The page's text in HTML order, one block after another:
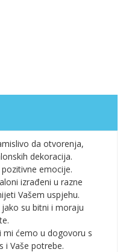
da otvorenja,
dekoracija.
emocije.
izrađeni u razne
Vašem uspjehu.
su bitni i moraju
ćemo u dogovoru s
i Vaše potrebe.